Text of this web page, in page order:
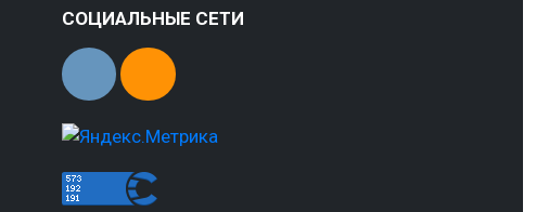
СОЦИАЛЬНЫЕ СЕТИ